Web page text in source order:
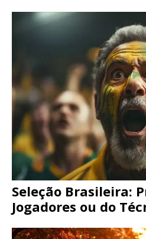
Seleção Brasileira:
Jogadores ou do